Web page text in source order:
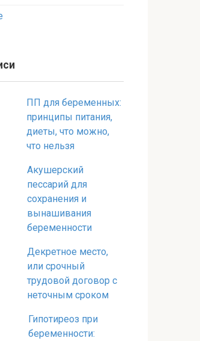
ПП для беременных:
принципы питания,
диеты, что можно,
что нельзя
Акушерский
пессарий для
сохранения и
вынашивания
беременности
Декретное место,
или срочный
трудовой договор с
неточным сроком
Гипотиреоз при
беременности: